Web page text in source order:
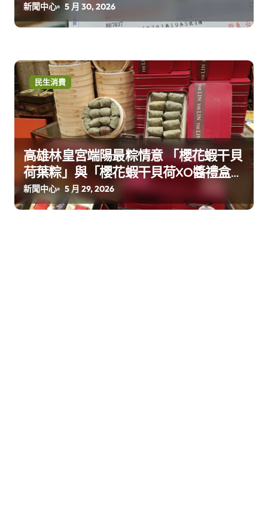
新聞中心 5 月 30, 2026
民生消費
高雄林皇宮端陽最粽情意 「櫻花蝦干貝
荷葉粽」與「櫻花蝦干貝荷XO醬禮盒
組」 早鳥優惠開賣
新聞中心 5 月 29, 2026